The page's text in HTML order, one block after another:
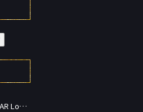
土浦つちうら横丁 MOON BAR Lounge ーズメントBAR シーシャカラ オケお酒